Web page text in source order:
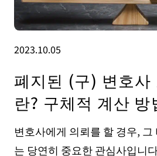
2023.10.05
폐지된 (구) 변호사
란? 구체적 계산 방
변호사에게 의뢰를 할 경우,
는 당연히 중요한 관심사입니